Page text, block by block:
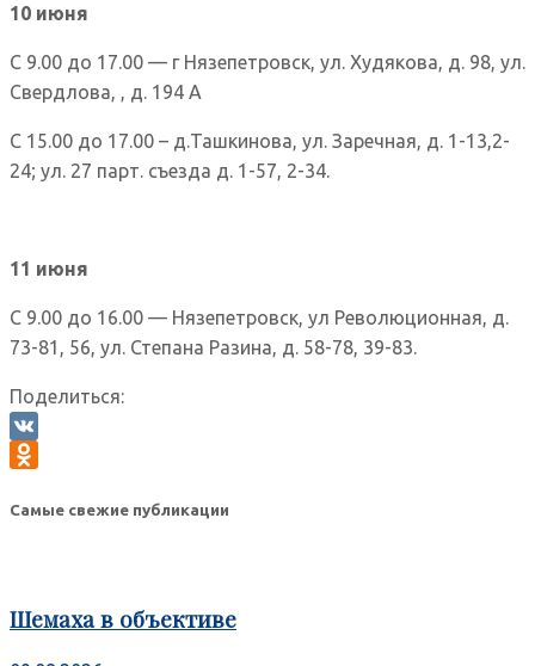
10 июня
С 9.00 до 17.00 — г Нязепетровск, ул. Худякова, д. 98, ул.
Свердлова, , д. 194 А
С 15.00 до 17.00 – д.Ташкинова, ул. Заречная, д. 1-13,2-
24; ул. 27 парт. съезда д. 1-57, 2-34.
11 июня
С 9.00 до 16.00 — Нязепетровск, ул Революционная, д.
73-81, 56, ул. Степана Разина, д. 58-78, 39-83.
Поделиться:
VK
Самые свежие публикации
Шемаха в объективе